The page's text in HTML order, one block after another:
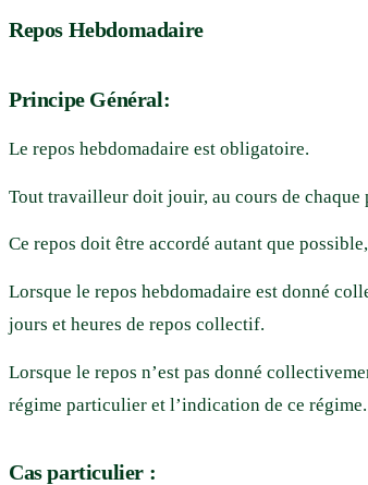
Repos Hebdomadaire
Principe Général:
Le repos hebdomadaire est obligatoire.
Tout travailleur doit jouir, au cours de chaque
Ce repos doit être accordé autant que
Lorsque le repos hebdomadaire est donné
jours et heures de repos collectif.
Lorsque le repos n’est pas donné
régime particulier et l’indication de ce régime.
Cas particulier :